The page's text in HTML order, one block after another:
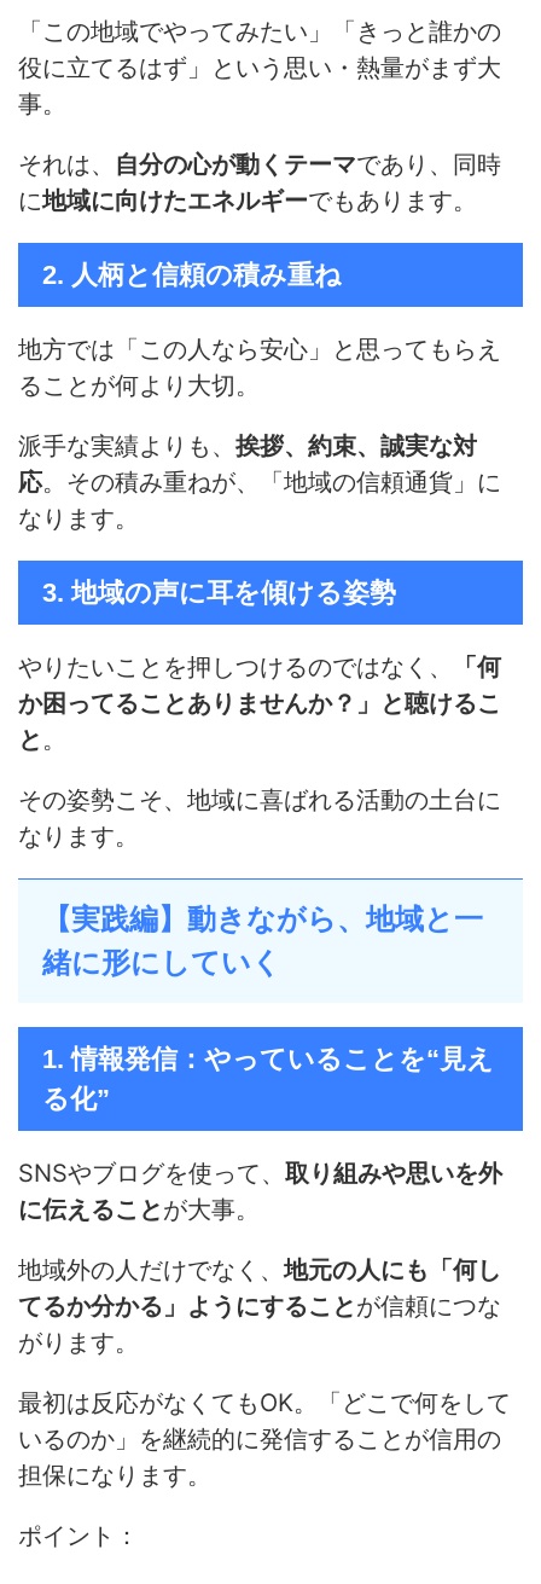
「この地域でやってみたい」「きっと誰かの
役に立てるはず」という思い・熱量がまず大
事。
それは、 自分の心が動くテーマであり、同時
に地域に向けたエネルギーでもあります。
2. 人柄と信頼の積み重ね
地方では「この人なら安心」と思ってもらえ
ることが何より大切。
派手な実績よりも、 挨拶、約束、誠実な対
応。その積み重ねが、「地域の信頼通貨」に
なります。
3. 地域の声に耳を傾ける姿勢
やりたいことを押しつけるのではなく、
「何
か困ってることありませんか？」と聴けるこ
と 。
その姿勢こそ、地域に喜ばれる活動の土台に
なります。
【実践編】動きながら、地域と一
緒に形にしていく
1. 情報発信：やっていることを“見え
る化”
SNSやブログを使って、 取り組みや思いを外
に伝えることが大事。
地域外の人だけでなく、地元の人にも「何し
てるか分かる」ようにすることが信頼につな
がります。
最初は反応がなくてもOK。「どこで何をして
いるのか」を継続的に発信することが信用の
担保になります。
ポイント：